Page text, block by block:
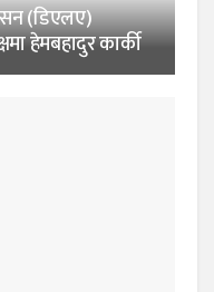
(डिएलए)
हेमबहादुर कार्की